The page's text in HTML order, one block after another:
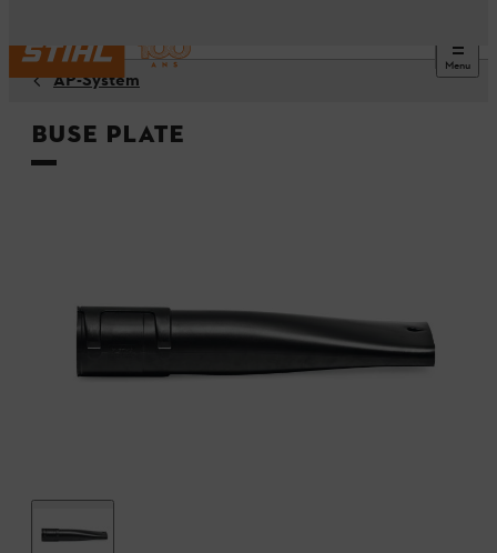
Menu
AP-System
Buse plate